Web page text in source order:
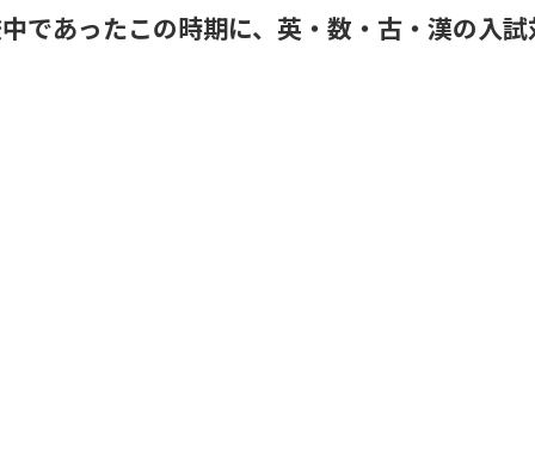
あったこの時期に、英・数・古・漢の入試